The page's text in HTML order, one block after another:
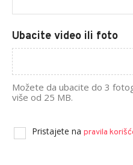
Ubacite video ili foto
Možete da ubacite do 3
više od 25 MB.
Pristajete na pravila